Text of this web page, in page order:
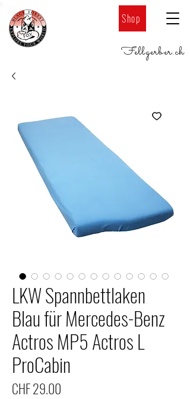
Shop
Fellgerber.ch
LKW Spannbettlaken
Blau für Mercedes-Benz
Actros MP5 Actros L
ProCabin
CHF 29.00